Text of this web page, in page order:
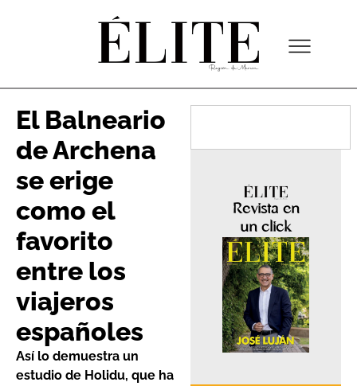
El Balneario
de Archena
se erige
como el
favorito
entre los
viajeros
españoles
Así lo demuestra un
estudio de Holidu, que ha
Revista en
un click